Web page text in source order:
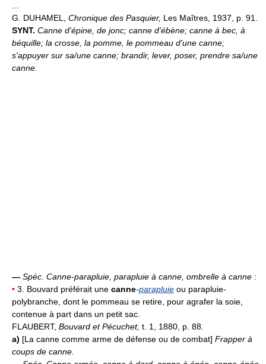
...
G. DUHAMEL, Chronique des Pasquier, Les Maîtres, 1937, p. 91.
SYNT. Canne d'épine, de jonc; canne d'ébène; canne à bec, à
béquille; la crosse, la pomme, le pommeau d'une canne;
s'appuyer sur sa/une canne; brandir, lever, poser, prendre sa/une
canne.
— Spéc. Canne-parapluie, parapluie à canne, ombrelle à canne :
• 3. Bouvard préférait une canne-parapluie ou parapluie-
polybranche, dont le pommeau se retire, pour agrafer la soie,
contenue à part dans un petit sac.
FLAUBERT, Bouvard et Pécuchet, t. 1, 1880, p. 88.
a) [La canne comme arme de défense ou de combat] Frapper à
coups de canne.